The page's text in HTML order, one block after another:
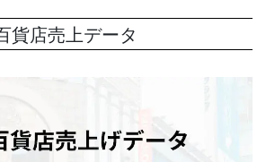
貨店売上データ